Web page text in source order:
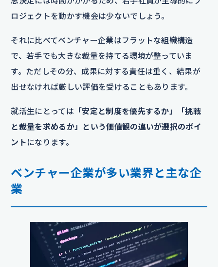
ロジェクトを動かす機会は少ないでしょう。
それに比べてベンチャー企業はフラットな組織構造
で、若手でも大きな裁量を持てる環境が整っていま
す。ただしその分、成果に対する責任は重く、結果が
出せなければ厳しい評価を受けることもあります。
就活生にとっては 「安定と制度を優先するか」「挑戦
と裁量を求めるか」という価値観の違いが選択のポイ
ント になります。
ベンチャー企業が多い業界と主な企
業